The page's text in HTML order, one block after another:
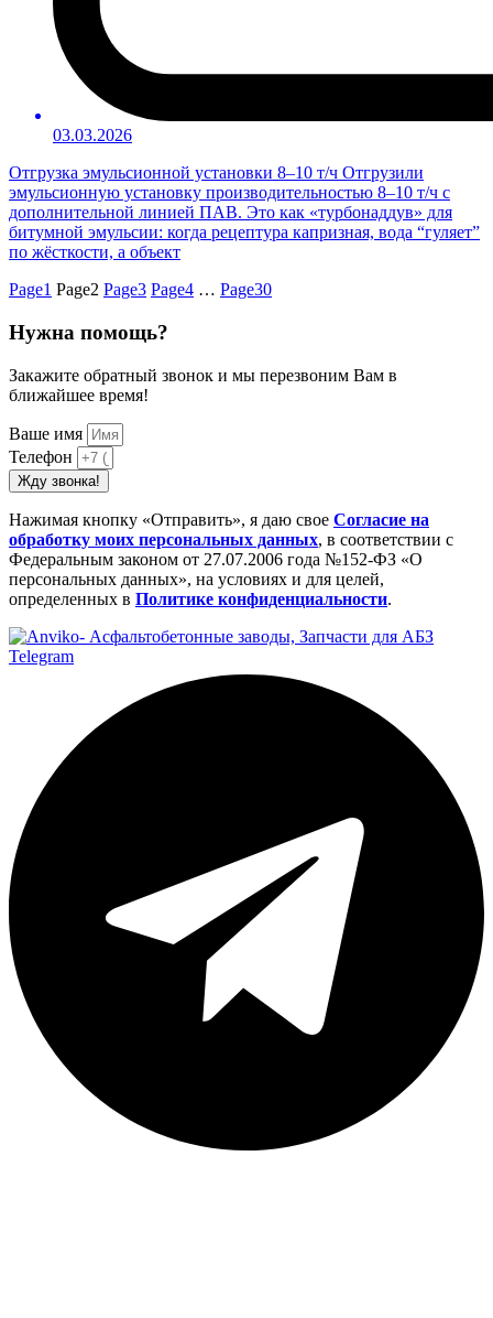
03.03.2026
Отгрузка эмульсионной установки 8–10 т/ч Отгрузили
эмульсионную установку производительностью 8–10 т/ч с
дополнительной линией ПАВ. Это как «турбонаддув» для
битумной эмульсии: когда рецептура капризная, вода “гуляет”
по жёсткости, а объект
Page1 Page2 Page3 Page4 … Page30
Нужна помощь?
Закажите обратный звонок и мы перезвоним Вам в
ближайшее время!
Ваше имя
Телефон
Жду звонка!
Нажимая кнопку «Отправить», я даю свое Cогласие на
обработку моих персональных данных, в соответствии с
Федеральным законом от 27.07.2006 года №152-ФЗ «О
персональных данных», на условиях и для целей,
определенных в Политике конфиденциальности.
Telegram